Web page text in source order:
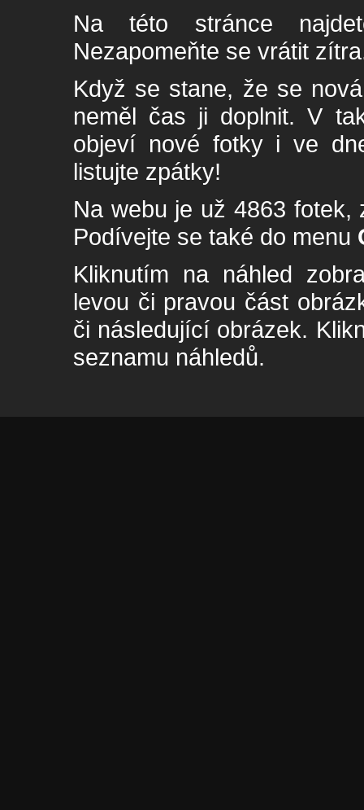
Na této stránce
Nezapomeňte se vrátit
Když se stane, že se
neměl čas ji doplnit. V
objeví nové fotky i ve
listujte zpátky!
Na webu je už 4863
Podívejte se také do menu
Kliknutím na náhled
levou či pravou část
či následující obrázek.
seznamu náhledů.